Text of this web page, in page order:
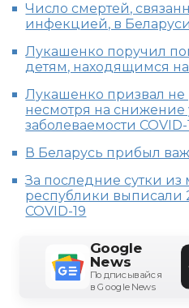
Число смертей,
инфекцией, в
Лукашенко поручил
детям, находящимся
Лукашенко призвал не
несмотря на снижение
заболеваемости COVID-
В Беларусь прибыл
За последние сутки
республики выписали
COVID-19
Google
News
Подписывайся
в Google News